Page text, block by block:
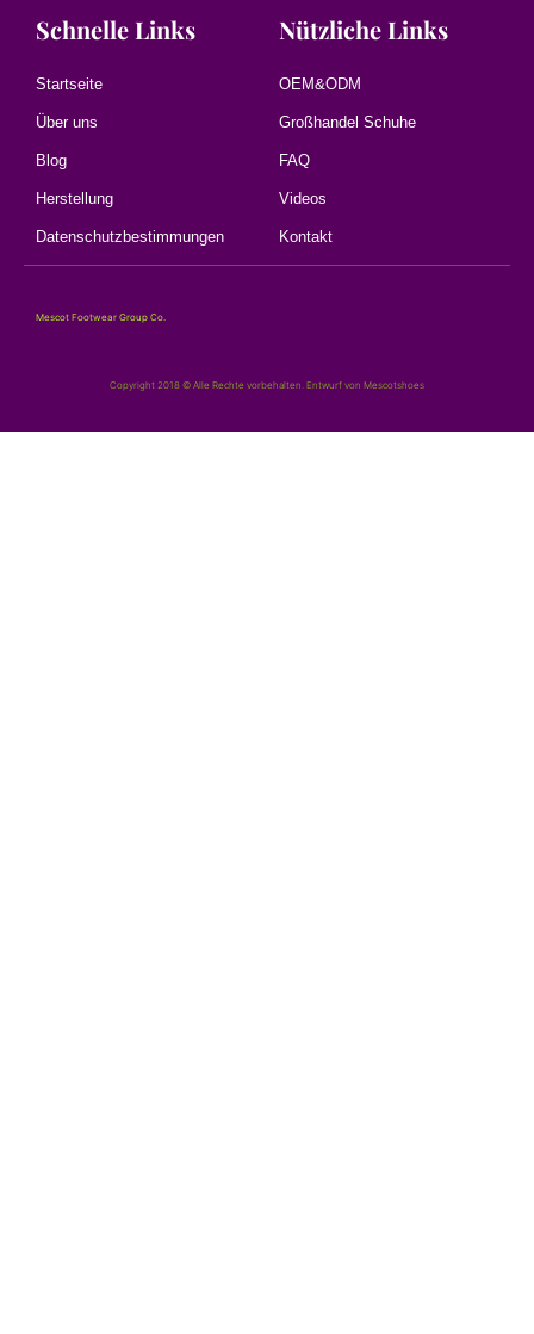
Schnelle Links
Startseite
Über uns
Blog
Herstellung
Datenschutzbestimmungen
Nützliche Links
OEM&ODM
Großhandel Schuhe
FAQ
Videos
Kontakt
Mescot Footwear Group Co.
Copyright 2018 © Alle Rechte vorbehalten. Entwurf von Mescotshoes